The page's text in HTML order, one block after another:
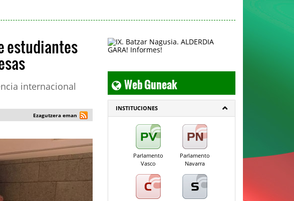
estudiantes
internacional
Ezagutzera eman
Web Guneak
INSTITUCIONES
Parlamento
Vasco
Parlamento
Navarra